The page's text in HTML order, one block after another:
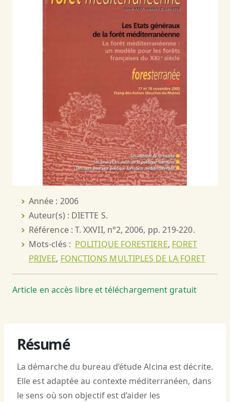
Année : 2006
Auteur(s) : DIETTE S.
Référence : T. XXVII, n°2, 2006, pp. 219-220.
Mots-clés : POLITIQUE FORESTIERE, FORET
PRIVEE, FONCTIONS MULTIPLES DE LA FORET
Article en accès libre et téléchargement gratuit
Résumé
La démarche du bureau d’étude Alcina est décrite.
Elle est adaptée au contexte méditerranéen, dans
le sens où son objectif est d’aider les